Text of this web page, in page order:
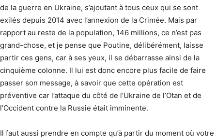
de la guerre en Ukraine, s’ajoutant à tous ceux qui se sont
exilés depuis 2014 avec l’annexion de la Crimée. Mais par
rapport au reste de la population, 146 millions, ce n’est pas
grand-chose, et je pense que Poutine, délibérément, laisse
partir ces gens, car à ses yeux, il se débarrasse ainsi de la
cinquième colonne. Il lui est donc encore plus facile de faire
passer son message, à savoir que cette opération est
préventive car l’attaque du côté de l’Ukraine de l’Otan et de
l’Occident contre la Russie était imminente.
Il faut aussi prendre en compte qu’à partir du moment où votre